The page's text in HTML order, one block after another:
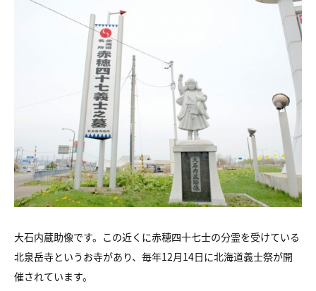
大石内蔵助像です。この近くに赤穂四十七士の分霊を受けている
北泉岳寺というお寺があり、毎年12月14日に北海道義士祭が開
催されています。